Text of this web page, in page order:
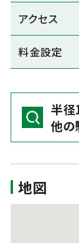
アクセス
料金設定
半
他の
地図